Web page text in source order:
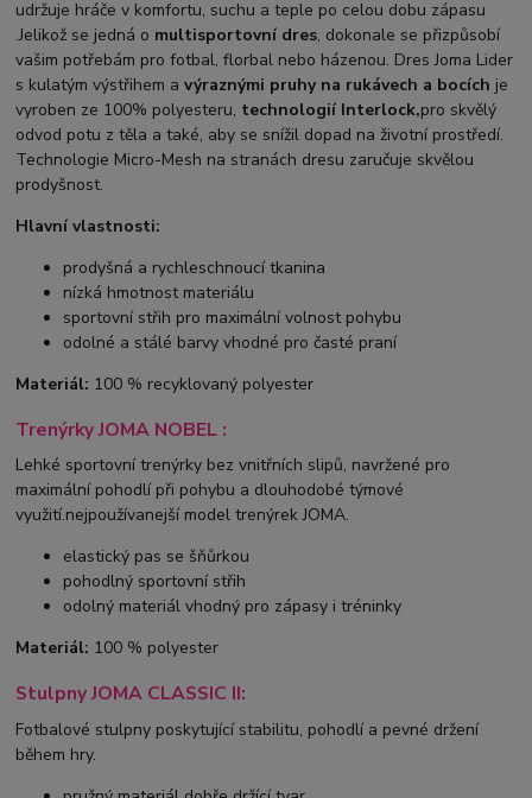
udržuje hráče v komfortu, suchu a teple po celou dobu zápasu
.Jelikož se jedná o multisportovní dres, dokonale se přizpůsobí
vašim potřebám pro fotbal, florbal nebo házenou. Dres Joma Lider
s kulatým výstřihem a výraznými pruhy na rukávech a bocích je
vyroben ze 100% polyesteru, technologií Interlock,pro skvělý
odvod potu z těla a také, aby se snížil dopad na životní prostředí.
Technologie Micro-Mesh na stranách dresu zaručuje skvělou
prodyšnost.
Hlavní vlastnosti:
prodyšná a rychleschnoucí tkanina
nízká hmotnost materiálu
sportovní střih pro maximální volnost pohybu
odolné a stálé barvy vhodné pro časté praní
Materiál: 100 % recyklovaný polyester
Trenýrky JOMA NOBEL :
Lehké sportovní trenýrky bez vnitřních slipů, navržené pro
maximální pohodlí při pohybu a dlouhodobé týmové
využití.nejpoužívanejší model trenýrek JOMA.
elastický pas se šňůrkou
pohodlný sportovní střih
odolný materiál vhodný pro zápasy i tréninky
Materiál: 100 % polyester
Stulpny JOMA CLASSIC II:
Fotbalové stulpny poskytující stabilitu, pohodlí a pevné držení
během hry.